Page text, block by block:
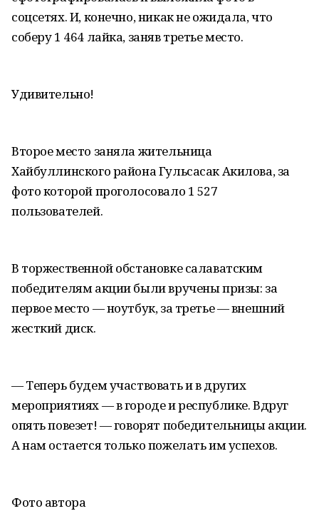
соцсетях. И, конечно, никак не ожидала, что
соберу 1 464 лайка, заняв третье место.
Удивительно!
Второе место заняла жительница
Хайбуллинского района Гульсасак Акилова, за
фото которой проголосовало 1 527
пользователей.
В торжественной обстановке салаватским
победителям акции были вручены призы: за
первое место — ноутбук, за третье — внешний
жесткий диск.
— Теперь будем участвовать и в других
мероприятиях — в городе и республике. Вдруг
опять повезет! — говорят победительницы акции.
А нам остается только пожелать им успехов.
Фото автора